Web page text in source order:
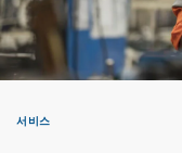
서비스